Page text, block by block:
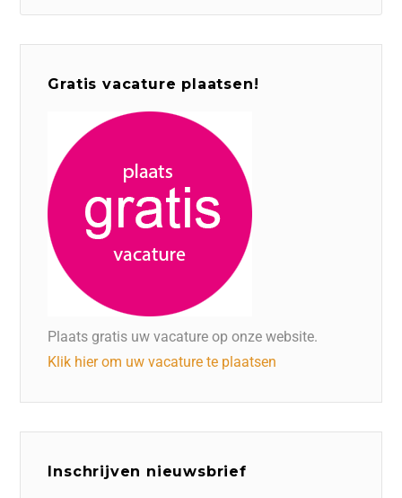
Gratis vacature plaatsen!
Plaats gratis uw vacature op onze website.
Klik hier om uw vacature te plaatsen
Inschrijven nieuwsbrief